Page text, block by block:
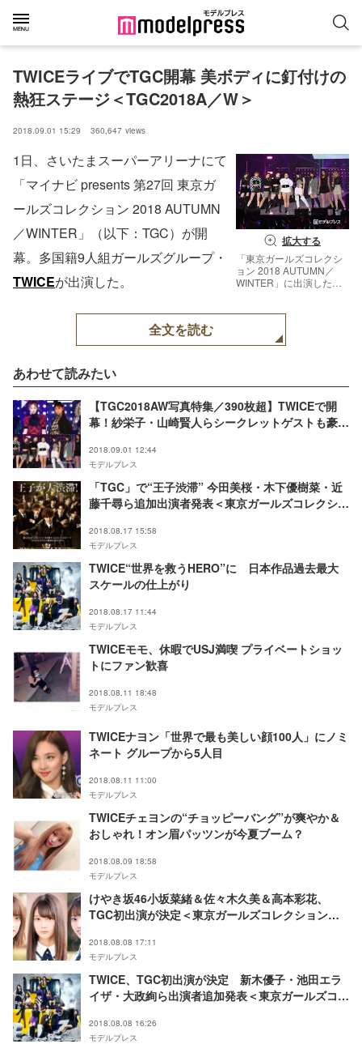
TWICEライブでTGC開幕 美ボディに釘付けの
熱狂ステージ＜TGC2018A／W＞
2018.09.01 15:29 360,647 views
拡大する
「東京ガールズコレクシ
ョン 2018 AUTUMN／
WINTER」に出演した
1日、さいたまスーパーアリーナにて
「マイナビ presents 第27回 東京ガ
ールズコレクション 2018 AUTUMN
／WINTER」（以下：TGC）が開
幕。多国籍9人組ガールズグループ・
TWICEが出演した。
全文を読む
あわせて読みたい
【TGC2018AW写真特集／390枚超】TWICEで開
幕！紗栄子・山崎賢人らシークレットゲストも豪
2018.09.01 12:44
モデルプレス
「TGC」で“王子渋滞” 今田美桜・木下優樹菜・近
藤千尋ら追加出演者発表＜東京ガールズコレクショ
2018.08.17 15:58
モデルプレス
TWICE“世界を救うHERO”に 日本作品過去最大
スケールの仕上がり
2018.08.17 11:44
モデルプレス
TWICEモモ、休暇でUSJ満喫 プライベートショッ
トにファン歓喜
2018.08.11 18:48
モデルプレス
TWICEナヨン「世界で最も美しい顔100人」にノミ
ネート グループから5人目
2018.08.11 11:00
モデルプレス
TWICEチェヨンの“チョッピーバング”が爽やか＆
おしゃれ！オン眉パッツンが今夏ブーム？
2018.08.09 18:58
モデルプレス
けやき坂46小坂菜緒＆佐々木久美＆高本彩花、
TGC初出演が決定＜東京ガールズコレクション
2018.08.08 17:11
モデルプレス
TWICE、TGC初出演が決定 新木優子・池田エラ
イザ・大政絢ら出演者追加発表＜東京ガールズコレ
2018.08.08 16:26
モデルプレス